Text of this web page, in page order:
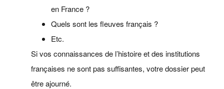
en France ?
Quels sont les fleuves français ?
Etc.
Si vos connaissances de l’histoire et des institutions
françaises ne sont pas suffisantes, votre dossier peut
être ajourné.